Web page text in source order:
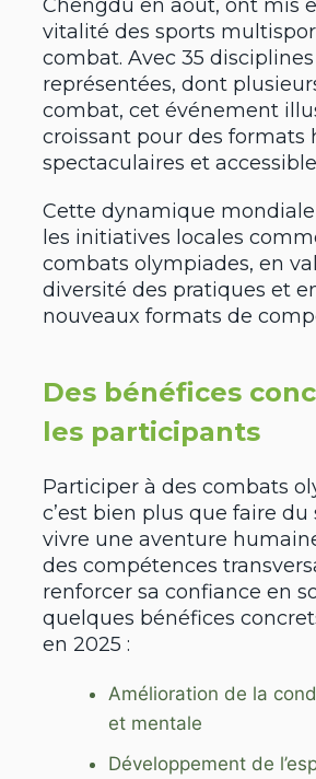
Chengdu en août, ont mis
vitalité des sports
combat. Avec 35 disciplines
représentées, dont
combat, cet événement
croissant pour des formats
spectaculaires et
Cette dynamique
les initiatives locales
combats olympiades, en
diversité des pratiques et
nouveaux formats de
Des bénéfices
les participants
Participer à des combats
c’est bien plus que faire du
vivre une aventure
des compétences
renforcer sa confiance en
quelques bénéfices
en 2025 :
Amélioration de la
et mentale
Développement de